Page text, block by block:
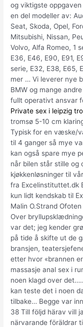
og viktigste
en del modeller av:
Seat, Skoda, Opel,
Mitsubishi, Nissan,
Volvo, Alfa Romeo, 1
E36, E46, E90, E91,
serie, E32, E38, E65,
mer … Vi leverer nye
BMW og mange
fullt operativt ansvar
Private sex i leipzig
tromsø 5-10 cm
Typisk for en væske/
til 4 ganger så mye
kan også spare mye
når bilen står stille og
kjøkkenløsninger til
fra Excelinstituttet.dk
kun lidt kendskab til
Malin O.Strand
Over
var det; jeg kender
på tide å skif­te ut de
bransjen,
etter hvor «brannen
massasje anal sex i
noen klagd over
kan teste det i noen
tilbake… Begge var
38 Till följd härav vill
närvarande föräldrar